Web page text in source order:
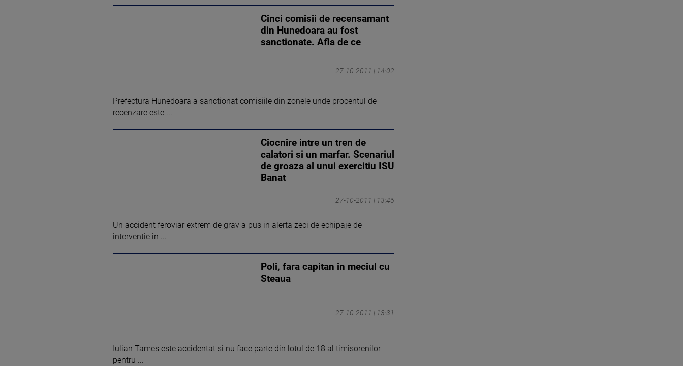
27-10-2011 | 14:02
Cinci comisii de recensamant
din Hunedoara au fost
sanctionate. Afla de ce
Prefectura Hunedoara a sanctionat comisiile din zonele unde procentul de
recenzare este ...
27-10-2011 | 13:46
Ciocnire intre un tren de
calatori si un marfar. Scenariul
de groaza al unui exercitiu ISU
Banat
Un accident feroviar extrem de grav a pus in alerta zeci de echipaje de
interventie in ...
27-10-2011 | 13:31
Poli, fara capitan in meciul cu
Steaua
Iulian Tames este accidentat si nu face parte din lotul de 18 al timisorenilor
pentru ...